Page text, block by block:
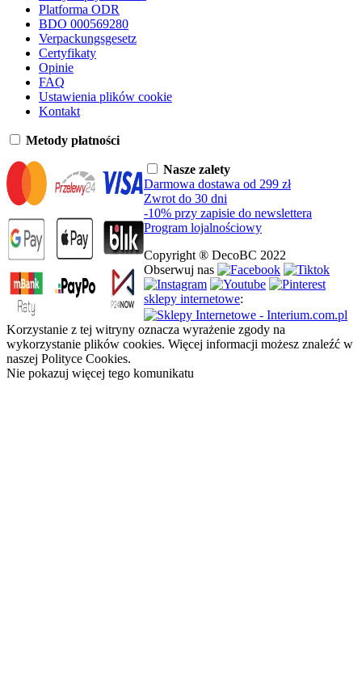
Platforma ODR
BDO 000569280
Verpackungsgesetz
Certyfikaty
Opinie
FAQ
Ustawienia plików cookie
Kontakt
Metody płatności
Nasze zalety
Darmowa dostawa od 299 zł
Zwrot do 30 dni
-10% przy zapisie do newslettera
Program lojalnościowy
Copyright ® DecoBC 2022
Obserwuj nas
sklepy internetowe:
Korzystanie z tej witryny oznacza wyrażenie zgody na
wykorzystanie plików cookies. Więcej informacji możesz znaleźć w
naszej Polityce Cookies.
Nie pokazuj więcej tego komunikatu